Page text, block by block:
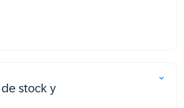
stock y